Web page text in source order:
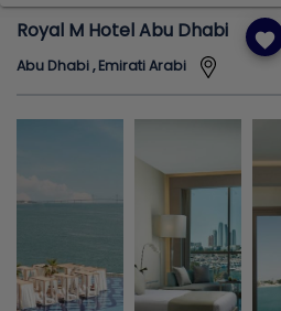
Royal M Hotel Abu Dhabi favorite
Abu Dhabi , Emirati Arabi